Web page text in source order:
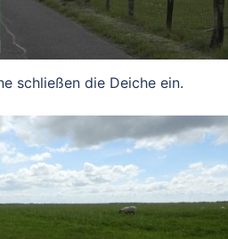
schließen die Deiche ein.